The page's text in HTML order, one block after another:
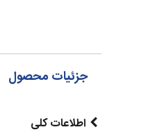
جزئیات محصول
اطلاعات کلی